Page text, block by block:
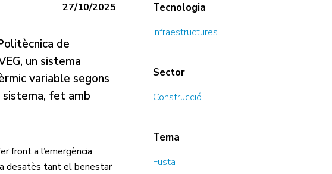
27/10/2025
de
un sistema
variable segons
sistema, fet amb
front a l’emergència
desatès tant el benestar
Tecnologia
Infraestructures
Sector
Construcció
Tema
Fusta